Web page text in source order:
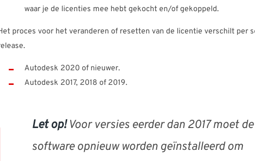
waar je de licenties mee hebt gekocht en/of gekoppeld.
proces voor het veranderen of resetten van de licentie verschilt per
Autodesk 2020 of nieuwer.
Autodesk 2017, 2018 of 2019.
Let op!Voor versies eerder dan 2017 moet de
software opnieuw worden geïnstalleerd om